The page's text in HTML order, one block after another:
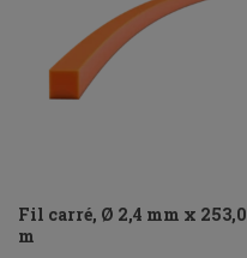
Fil carré, Ø 2,4 mm x 253,0
m